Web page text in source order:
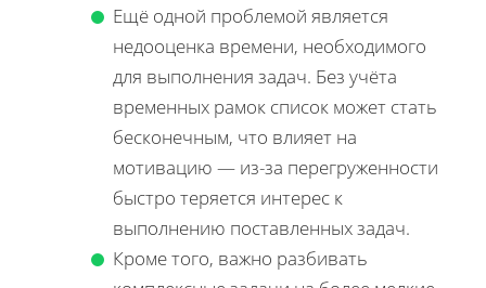
Ещё одной проблемой является
недооценка времени, необходимого
для выполнения задач. Без учёта
временных рамок список может стать
бесконечным, что влияет на
мотивацию — из-за перегруженности
быстро теряется интерес к
выполнению поставленных задач.
Кроме того, важно разбивать